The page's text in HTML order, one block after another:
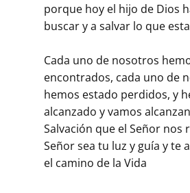
porque hoy el hijo de Dios
buscar y a salvar lo que
Cada uno de nosotros
encontrados, cada uno de
hemos estado perdidos, y
alcanzado y vamos
Salvación que el Señor nos
Señor sea tu luz y guía y te
el camino de la Vida